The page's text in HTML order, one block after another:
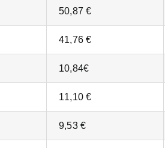
50,87 €
41,76 €
10,84€
11,10 €
9,53 €